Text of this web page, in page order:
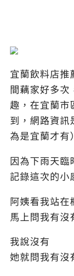
宜蘭飲料店推
間藕家好多次
趣，在宜蘭市
到，網路資訊
為是宜蘭才有
因為下雨天臨
記錄這次的小
阿姨看我站在
馬上問我有沒
我說沒有
她就問我有沒